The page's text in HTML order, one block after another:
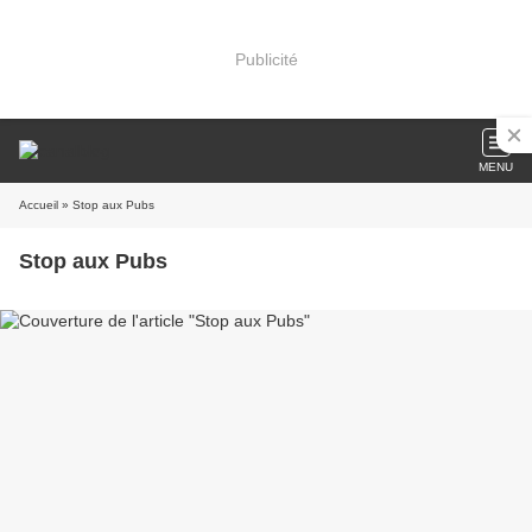
Publicité
MENU
Accueil » Stop aux Pubs
Stop aux Pubs